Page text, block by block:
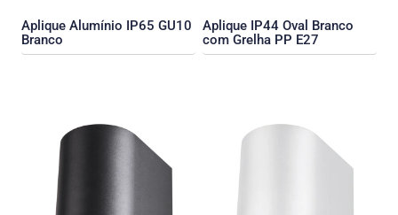
Aplique Alumínio IP65 GU10
Branco
Aplique IP44 Oval Branco
com Grelha PP E27